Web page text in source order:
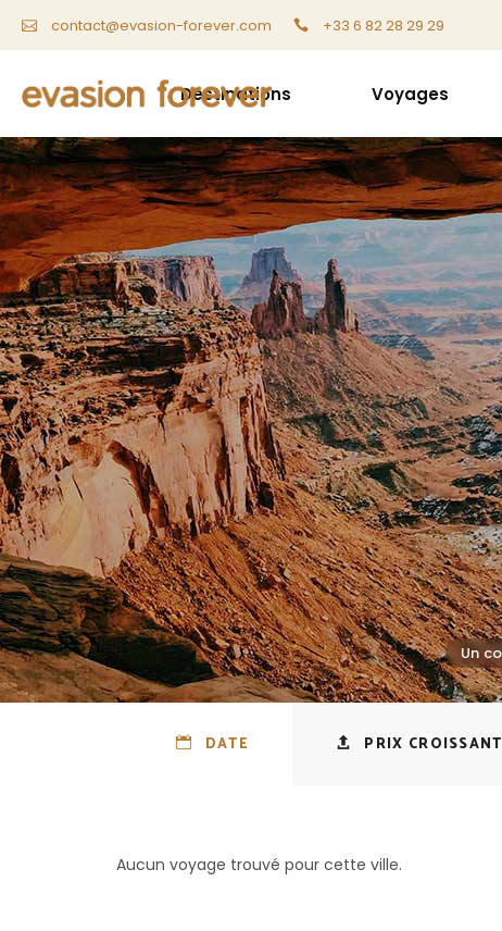
contact@evasion-forever.com +33 6 82 28 29 29
Destinations Voyages
DATE PRIX CROISSANT
Aucun voyage trouvé pour cette ville.